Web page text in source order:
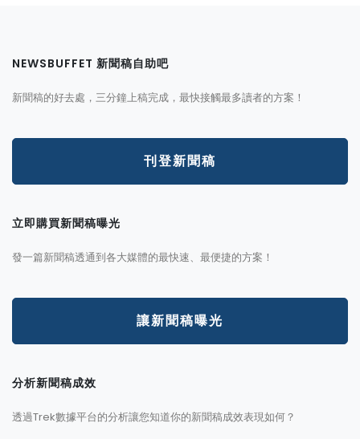
NEWSBUFFET 新聞稿自助吧
新聞稿的好去處，三分鐘上稿完成，最快接觸最多讀者的方案！
刊登新聞稿
立即購買新聞稿曝光
發一篇新聞稿透通到各大媒體的最快速、最便捷的方案！
讓新聞稿曝光
分析新聞稿成效
透過Trek數據平台的分析讓您知道你的新聞稿成效表現如何？